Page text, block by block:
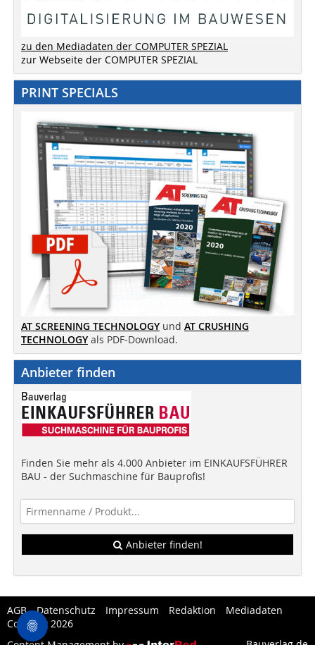
zu den Mediadaten der COMPUTER SPEZIAL
zur Webseite der COMPUTER SPEZIAL
PRINT SPECIALS
AT SCREENING TECHNOLOGY und AT CRUSHING
TECHNOLOGY als PDF-Download.
Anbieter finden
Finden Sie mehr als 4.000 Anbieter im EINKAUFSFÜHRER
BAU - der Suchmaschine für Bauprofis!
Anbieter finden!
AGB Datenschutz Impressum Redaktion
Mediadaten
Copytest 2026